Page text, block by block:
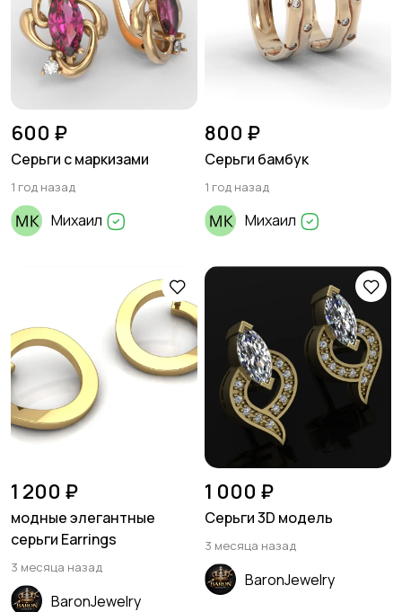
600 ₽
Серьги с маркизами
1 год назад
Михаил
800 ₽
Серьги бамбук
1 год назад
Михаил
1 200 ₽
модные элегантные
серьги Earrings
3 месяца назад
BaronJewelry
1 000 ₽
Серьги 3D модель
3 месяца назад
BaronJewelry